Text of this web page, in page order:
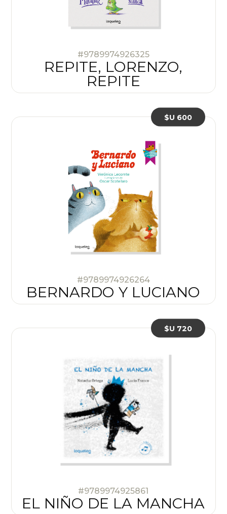
#9789974926325
REPITE, LORENZO,
REPITE
#9789974926264
BERNARDO Y LUCIANO
$U 600
#9789974925861
EL NIÑO DE LA MANCHA
$U 720